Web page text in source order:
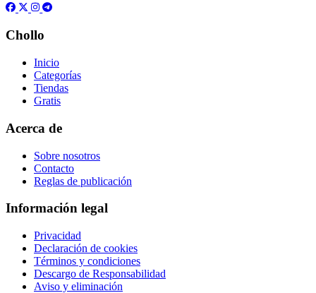
Chollo
Inicio
Categorías
Tiendas
Gratis
Acerca de
Sobre nosotros
Contacto
Reglas de publicación
Información legal
Privacidad
Declaración de cookies
Términos y condiciones
Descargo de Responsabilidad
Aviso y eliminación